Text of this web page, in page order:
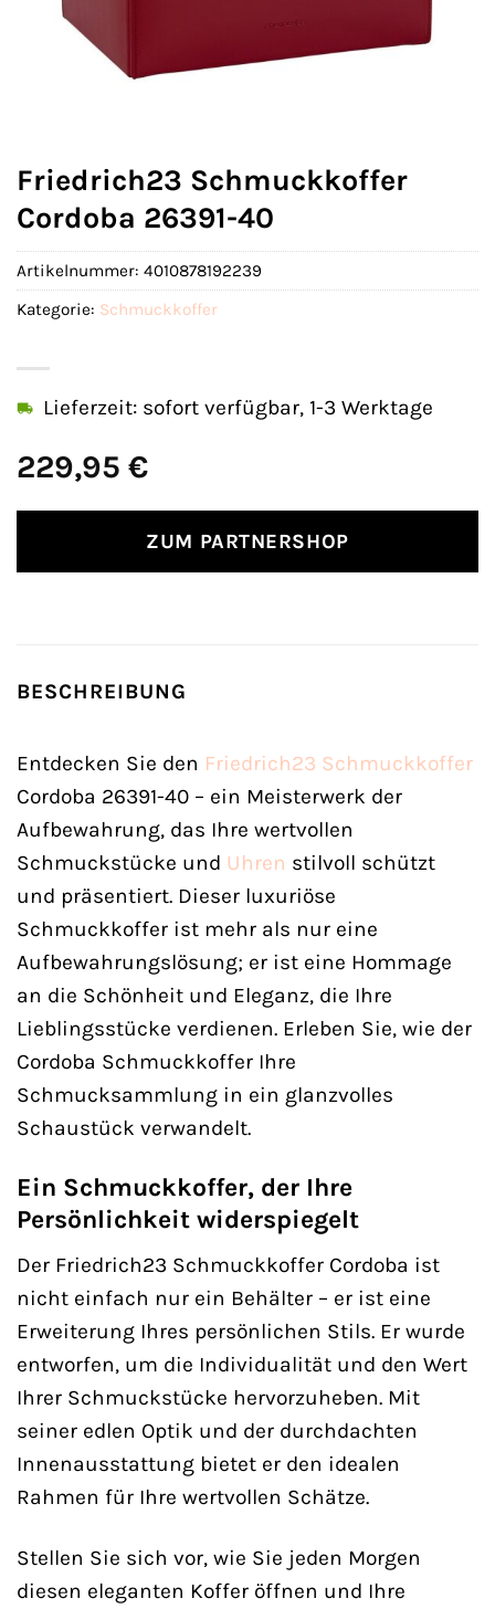
Friedrich23 Schmuckkoffer
Cordoba 26391-40
229,95 €
Lieferzeit: sofort verfügbar, 1-3 Werktage
ZUM PARTNERSHOP
Artikelnummer: 4010878192239
Kategorie: Schmuckkoffer
BESCHREIBUNG
Entdecken Sie den Friedrich23 Schmuckkoffer
Cordoba 26391-40 – ein Meisterwerk der
Aufbewahrung, das Ihre wertvollen
Schmuckstücke und Uhren stilvoll schützt
und präsentiert. Dieser luxuriöse
Schmuckkoffer ist mehr als nur eine
Aufbewahrungslösung; er ist eine Hommage
an die Schönheit und Eleganz, die Ihre
Lieblingsstücke verdienen. Erleben Sie, wie der
Cordoba Schmuckkoffer Ihre
Schmucksammlung in ein glanzvolles
Schaustück verwandelt.
Ein Schmuckkoffer, der Ihre
Persönlichkeit widerspiegelt
Der Friedrich23 Schmuckkoffer Cordoba ist
nicht einfach nur ein Behälter – er ist eine
Erweiterung Ihres persönlichen Stils. Er wurde
entworfen, um die Individualität und den Wert
Ihrer Schmuckstücke hervorzuheben. Mit
seiner edlen Optik und der durchdachten
Innenausstattung bietet er den idealen
Rahmen für Ihre wertvollen Schätze.
Stellen Sie sich vor, wie Sie jeden Morgen
diesen eleganten Koffer öffnen und Ihre